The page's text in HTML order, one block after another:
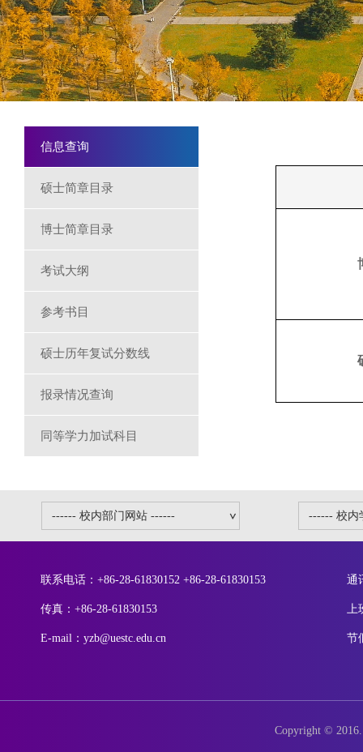
信息查询
硕士简章目录
博士简章目录
考试大纲
参考书目
硕士历年复试分数线
报录情况查询
同等学力加试科目
联系电话：+86-28-61830152 +86-28-61830153
传真：+86-28-61830153
E-mail：yzb@uestc.edu.cn
通
上
节
Copyright © 2016.